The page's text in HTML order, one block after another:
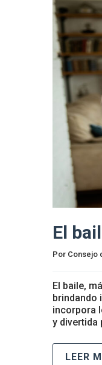
El
Por Consejo
El baile,
brindando
incorpora
y divertida
LEER